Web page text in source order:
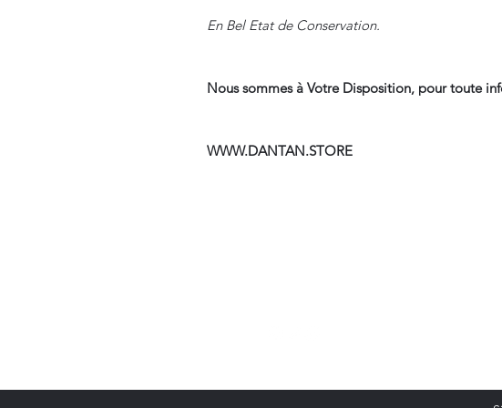
En Bel Etat de Conservation.
Nous sommes à Votre Disposition, pour toute
WWW.DANTAN.STORE